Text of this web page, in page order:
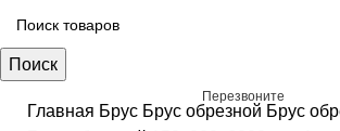
Поиск
Перезвоните
Главная Брус Брус обрезной Брус